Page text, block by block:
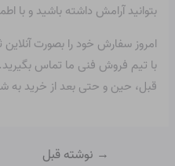
بتوانید آرامش داشته باشید و با
امروز سفارش خود را بصورت آنلاین
با تیم فروش فنی ما تماس
قبل، حین و حتی بعد از خرید به
→ نوشته قبل